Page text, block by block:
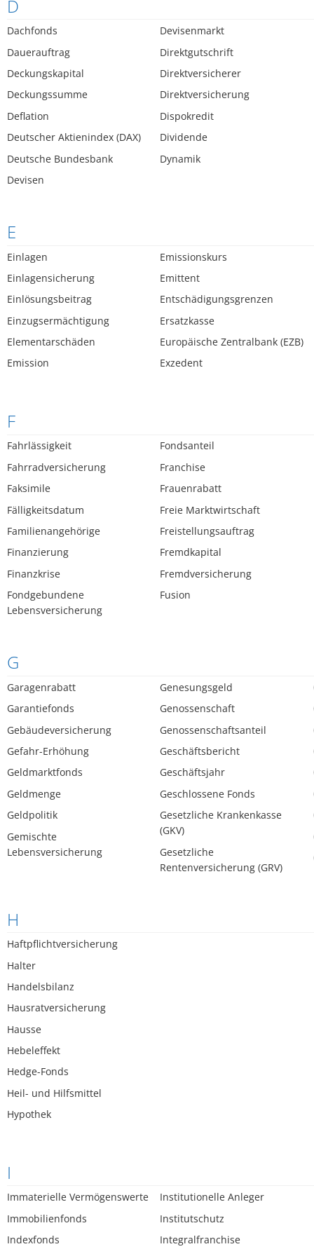
D
Dachfonds
Dauerauftrag
Deckungskapital
Deckungssumme
Deflation
Deutscher Aktienindex (DAX)
Deutsche Bundesbank
Devisen
Devisenmarkt
Direktgutschrift
Direktversicherer
Direktversicherung
Dispokredit
Dividende
Dynamik
E
Einlagen
Einlagensicherung
Einlösungsbeitrag
Einzugsermächtigung
Elementarschäden
Emission
Emissionskurs
Emittent
Entschädigungsgrenzen
Ersatzkasse
Europäische Zentralbank (EZB)
Exzedent
F
Fahrlässigkeit
Fahrradversicherung
Faksimile
Fälligkeitsdatum
Familienangehörige
Finanzierung
Finanzkrise
Fondgebundene
Lebensversicherung
Fondsanteil
Franchise
Frauenrabatt
Freie Marktwirtschaft
Freistellungsauftrag
Fremdkapital
Fremdversicherung
Fusion
G
Garagenrabatt
Garantiefonds
Gebäudeversicherung
Gefahr-Erhöhung
Geldmarktfonds
Geldmenge
Geldpolitik
Gemischte
Lebensversicherung
Genesungsgeld
Genossenschaft
Genossenschaftsanteil
Geschäftsbericht
Geschäftsjahr
Geschlossene Fonds
Gesetzliche Krankenkasse
(GKV)
Gesetzliche
Rentenversicherung (GRV)
H
Haftpflichtversicherung
Halter
Handelsbilanz
Hausratversicherung
Hausse
Hebeleffekt
Hedge-Fonds
Heil- und Hilfsmittel
Hypothek
I
Immaterielle Vermögenswerte
Immobilienfonds
Indexfonds
Institutionelle Anleger
Institutschutz
Integralfranchise